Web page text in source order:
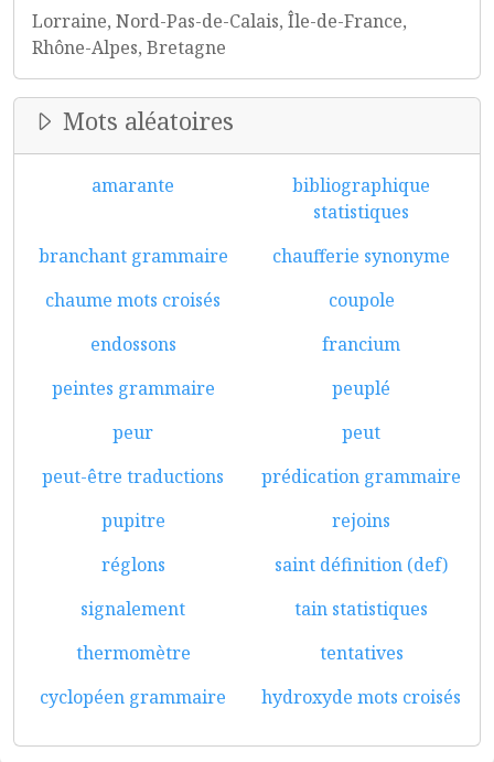
Lorraine, Nord-Pas-de-Calais, Île-de-France,
Rhône-Alpes, Bretagne
Mots aléatoires
amarante
bibliographique
statistiques
branchant grammaire
chaufferie synonyme
chaume mots croisés
coupole
endossons
francium
peintes grammaire
peuplé
peur
peut
peut-être traductions
prédication grammaire
pupitre
rejoins
réglons
saint définition (def)
signalement
tain statistiques
thermomètre
tentatives
cyclopéen grammaire
hydroxyde mots croisés